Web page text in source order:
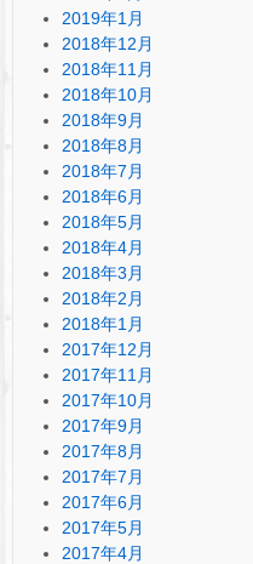
2019年1月
2018年12月
2018年11月
2018年10月
2018年9月
2018年8月
2018年7月
2018年6月
2018年5月
2018年4月
2018年3月
2018年2月
2018年1月
2017年12月
2017年11月
2017年10月
2017年9月
2017年8月
2017年7月
2017年6月
2017年5月
2017年4月